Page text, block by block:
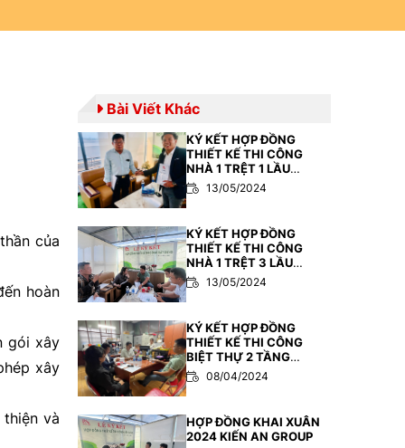
của
hoàn
gói xây
xây
và
Bài Viết Khác
KÝ KẾT HỢP ĐỒNG
THIẾT KẾ THI CÔNG
NHÀ 1 TRỆT 1 LẦU
PHONG CÁCH HIỆN ĐẠI
13/05/2024
KÝ KẾT HỢP ĐỒNG
THIẾT KẾ THI CÔNG
NHÀ 1 TRỆT 3 LẦU
PHONG CÁCH HIỆN ĐẠI
13/05/2024
KÝ KẾT HỢP ĐỒNG
THIẾT KẾ THI CÔNG
BIỆT THỰ 2 TẦNG
PHONG CÁCH HIỆN ĐẠI
08/04/2024
HỢP ĐỒNG KHAI XUÂN
2024 KIẾN AN GROUP